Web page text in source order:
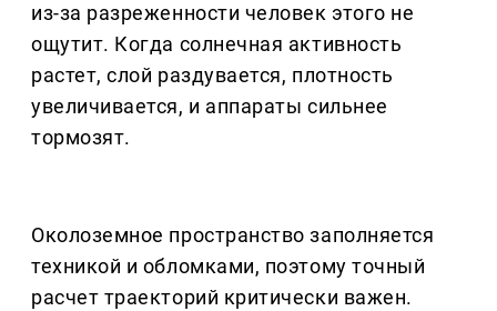
из-за разреженности человек этого не
ощутит. Когда солнечная активность
растет, слой раздувается, плотность
увеличивается, и аппараты сильнее
тормозят.
Околоземное пространство заполняется
техникой и обломками, поэтому точный
расчет траекторий критически важен.